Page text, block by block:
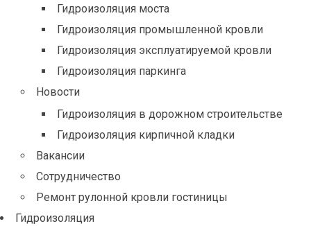
Гидроизоляция моста
Гидроизоляция промышленной кровли
Гидроизоляция эксплуатируемой кровли
Гидроизоляция паркинга
Новости
Гидроизоляция в дорожном строительстве
Гидроизоляция кирпичной кладки
Вакансии
Сотрудничество
Ремонт рулонной кровли гостиницы
Гидроизоляция